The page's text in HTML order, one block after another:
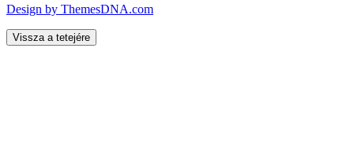
Design by ThemesDNA.com
Vissza a tetejére